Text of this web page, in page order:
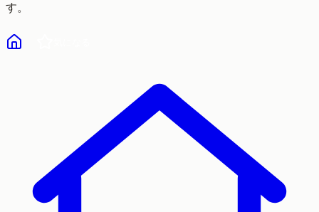
す。